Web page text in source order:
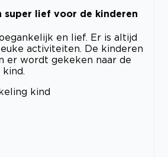
super lief voor de kinderen
en lief. Er is altijd
activiteiten. De kinderen
er wordt gekeken naar de
kind